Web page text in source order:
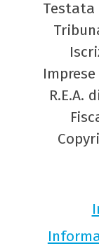
Imprese
R.E.A.